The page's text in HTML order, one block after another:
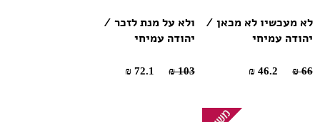
לא מעכשיו לא מכאן /
יהודה עמיחי
66 ₪
ולא על מנת לזכר /
יהודה עמיחי
103 ₪